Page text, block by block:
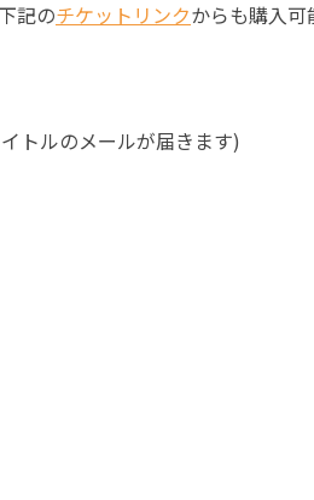
記のチケットリンクからも購入可
トルのメールが届きます)